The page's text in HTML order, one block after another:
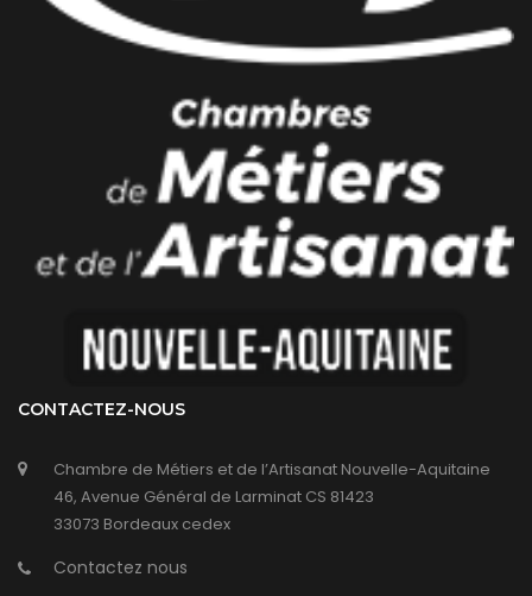
CONTACTEZ-NOUS
Chambre de Métiers et de l’Artisanat Nouvelle-Aquitaine
46, Avenue Général de Larminat CS 81423
33073 Bordeaux cedex
Contactez nous